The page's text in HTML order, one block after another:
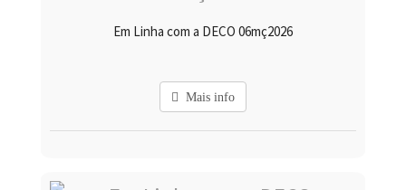
Em Linha com a DECO 06mç2026
Mais info